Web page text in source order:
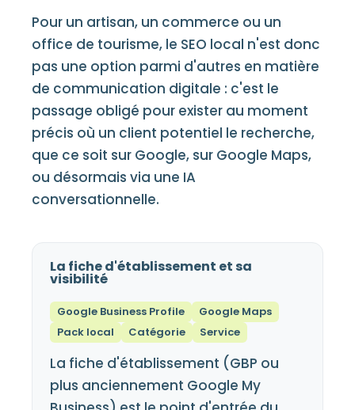
Pour un artisan, un commerce ou un
office de tourisme, le SEO local n'est donc
pas une option parmi d'autres en matière
de communication digitale : c'est le
passage obligé pour exister au moment
précis où un client potentiel le recherche,
que ce soit sur Google, sur Google Maps,
ou désormais via une IA
conversationnelle.
La fiche d'établissement et sa
visibilité
Google Business Profile
Google Maps
Pack local
Catégorie Service
La fiche d'établissement (GBP ou
plus anciennement Google My